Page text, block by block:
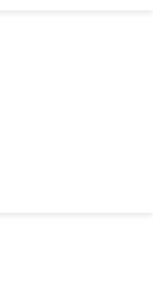
VM
SO
la nube
Recuperación